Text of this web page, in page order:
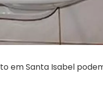
em Santa Isabel